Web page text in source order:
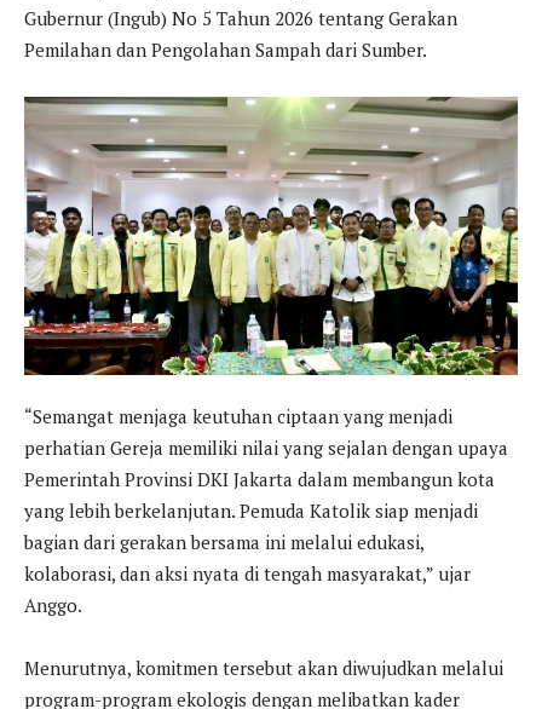
Gubernur (Ingub) No 5 Tahun 2026 tentang Gerakan
Pemilahan dan Pengolahan Sampah dari Sumber.
“Semangat menjaga keutuhan ciptaan yang menjadi
perhatian Gereja memiliki nilai yang sejalan dengan upaya
Pemerintah Provinsi DKI Jakarta dalam membangun kota
yang lebih berkelanjutan. Pemuda Katolik siap menjadi
bagian dari gerakan bersama ini melalui edukasi,
kolaborasi, dan aksi nyata di tengah masyarakat,” ujar
Anggo.
Menurutnya, komitmen tersebut akan diwujudkan melalui
program-program ekologis dengan melibatkan kader